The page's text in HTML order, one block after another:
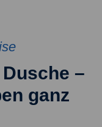
–
ganz